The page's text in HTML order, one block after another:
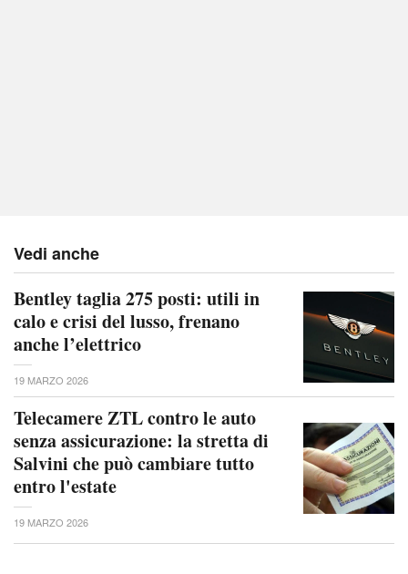
Vedi anche
Bentley taglia 275 posti: utili in
calo e crisi del lusso, frenano
anche l’elettrico
19 MARZO 2026
Telecamere ZTL contro le auto
senza assicurazione: la stretta di
Salvini che può cambiare tutto
entro l'estate
19 MARZO 2026